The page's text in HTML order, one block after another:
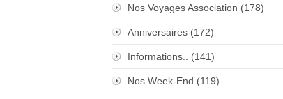
Nos Voyages Association (178)
Anniversaires (172)
Informations.. (141)
Nos Week-End (119)